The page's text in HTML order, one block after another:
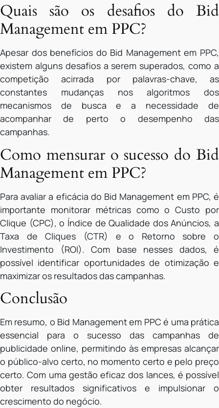
Quais são os desafios do Bid
Management em PPC?
Apesar dos benefícios do Bid Management em PPC,
existem alguns desafios a serem superados, como a
competição acirrada por palavras-chave, as
constantes mudanças nos algoritmos dos
mecanismos de busca e a necessidade de
acompanhar de perto o desempenho das
campanhas.
Como mensurar o sucesso do Bid
Management em PPC?
Para avaliar a eficácia do Bid Management em PPC, é
importante monitorar métricas como o Custo por
Clique (CPC), o Índice de Qualidade dos Anúncios, a
Taxa de Cliques (CTR) e o Retorno sobre o
Investimento (ROI). Com base nesses dados, é
possível identificar oportunidades de otimização e
maximizar os resultados das campanhas.
Conclusão
Em resumo, o Bid Management em PPC é uma prática
essencial para o sucesso das campanhas de
publicidade online, permitindo às empresas alcançar
o público-alvo certo, no momento certo e pelo preço
certo. Com uma gestão eficaz dos lances, é possível
obter resultados significativos e impulsionar o
crescimento do negócio.